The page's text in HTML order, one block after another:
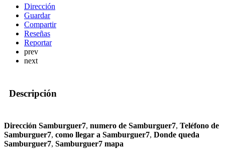
Dirección
Guardar
Compartir
Reseñas
Reportar
prev
next
Descripción
Dirección Samburguer7, numero de Samburguer7, Teléfono de
Samburguer7, como llegar a Samburguer7, Donde queda
Samburguer7, Samburguer7 mapa